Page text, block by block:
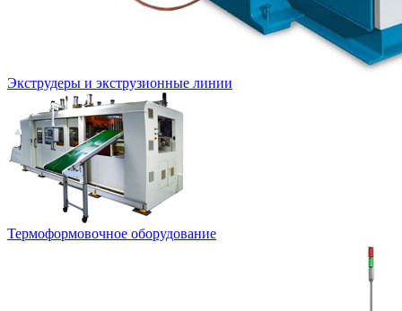
Экструдеры и экструзионные линии
Термоформовочное оборудование